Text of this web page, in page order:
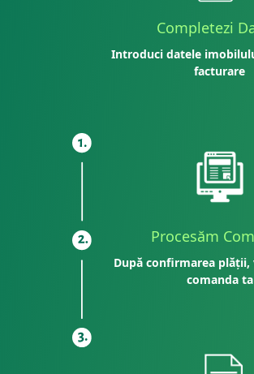
Completezi
Introduci datele
facturare
Procesăm
După confirmarea plății,
comanda ta